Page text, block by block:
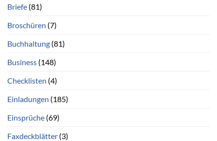
Briefe (81)
Broschüren (7)
Buchhaltung (81)
Business (148)
Checklisten (4)
Einladungen (185)
Einsprüche (69)
Faxdeckblätter (3)